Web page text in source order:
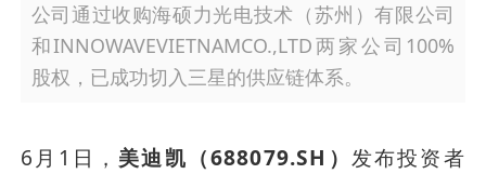
公司通过收购海硕力光电技术（苏州）有限公司
和INNOWAVEVIETNAMCO.,LTD两家公司100%
股权，已成功切入三星的供应链体系。
6月1日， 美迪凯（688079.SH） 发布投资者